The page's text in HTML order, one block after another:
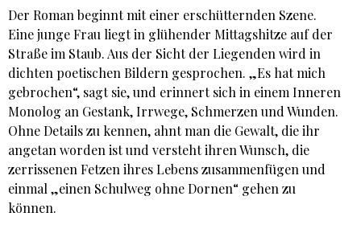
Der Roman beginnt mit einer erschütternden Szene.
Eine junge Frau liegt in glühender Mittagshitze auf der
Straße im Staub. Aus der Sicht der Liegenden wird in
dichten poetischen Bildern gesprochen. „Es hat mich
gebrochen“, sagt sie, und erinnert sich in einem Inneren
Monolog an Gestank, Irrwege, Schmerzen und Wunden.
Ohne Details zu kennen, ahnt man die Gewalt, die ihr
angetan worden ist und versteht ihren Wunsch, die
zerrissenen Fetzen ihres Lebens zusammenfügen und
einmal „einen Schulweg ohne Dornen“ gehen zu
können.